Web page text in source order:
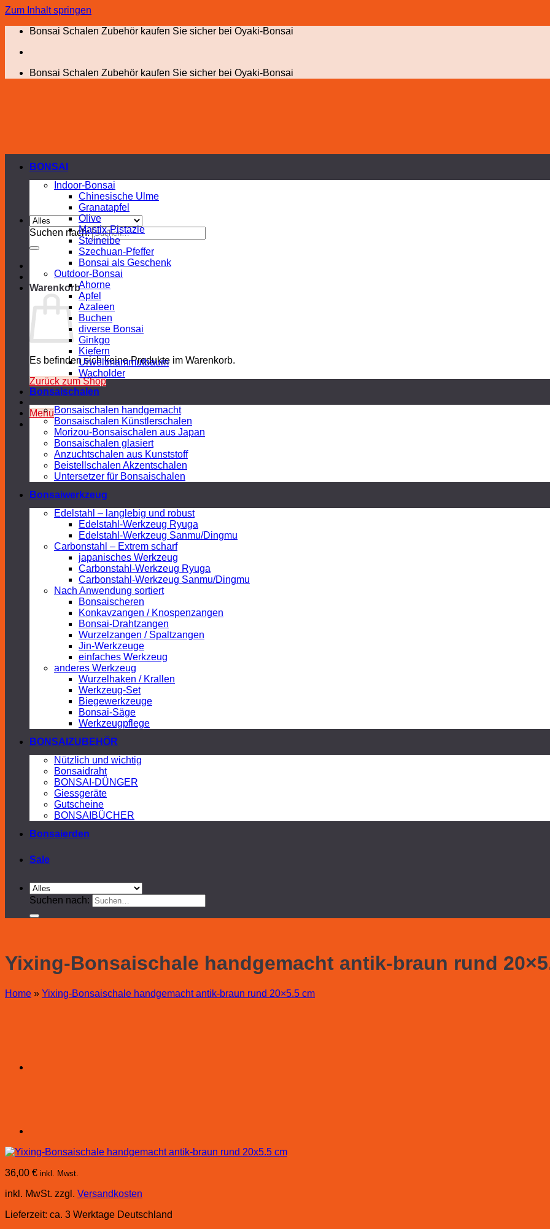
Zum Inhalt springen
Bonsai Schalen Zubehör kaufen Sie sicher bei Oyaki-Bonsai
Bonsai Schalen Zubehör kaufen Sie sicher bei Oyaki-Bonsai
Suchen nach:
Warenkorb
Es befinden sich keine Produkte im Warenkorb.
Zurück zum Shop
Menü
BONSAI
Indoor-Bonsai
Chinesische Ulme
Granatapfel
Olive
Mastix-Pistazie
Steineibe
Szechuan-Pfeffer
Bonsai als Geschenk
Outdoor-Bonsai
Ahorne
Apfel
Azaleen
Buchen
diverse Bonsai
Ginkgo
Kiefern
Urweltmammutbaum
Wacholder
Bonsaischalen
Bonsaischalen handgemacht
Bonsaischalen Künstlerschalen
Morizou-Bonsaischalen aus Japan
Bonsaischalen glasiert
Anzuchtschalen aus Kunststoff
Beistellschalen Akzentschalen
Untersetzer für Bonsaischalen
Bonsaiwerkzeug
Edelstahl – langlebig und robust
Edelstahl-Werkzeug Ryuga
Edelstahl-Werkzeug Sanmu/Dingmu
Carbonstahl – Extrem scharf
japanisches Werkzeug
Carbonstahl-Werkzeug Ryuga
Carbonstahl-Werkzeug Sanmu/Dingmu
Nach Anwendung sortiert
Bonsaischeren
Konkavzangen / Knospenzangen
Bonsai-Drahtzangen
Wurzelzangen / Spaltzangen
Jin-Werkzeuge
einfaches Werkzeug
anderes Werkzeug
Wurzelhaken / Krallen
Werkzeug-Set
Biegewerkzeuge
Bonsai-Säge
Werkzeugpflege
BONSAIZUBEHÖR
Nützlich und wichtig
Bonsaidraht
BONSAI-DÜNGER
Giessgeräte
Gutscheine
BONSAIBÜCHER
Bonsaierden
Sale
Suchen nach:
Yixing-Bonsaischale handgemacht antik-braun rund
Home » Yixing-Bonsaischale handgemacht antik-braun rund 20×5.5 cm
36,00 € inkl. Mwst.
inkl. MwSt. zzgl. Versandkosten
Lieferzeit: ca. 3 Werktage Deutschland